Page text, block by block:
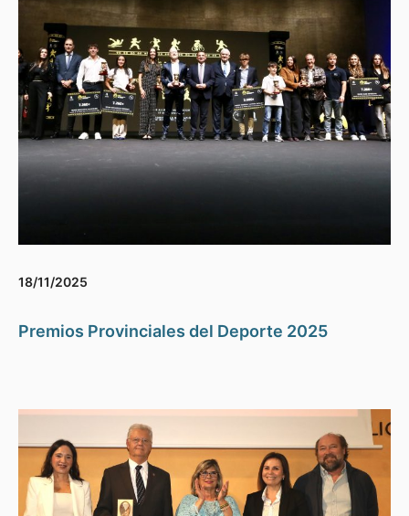
18/11/2025
Premios Provinciales del Deporte 2025